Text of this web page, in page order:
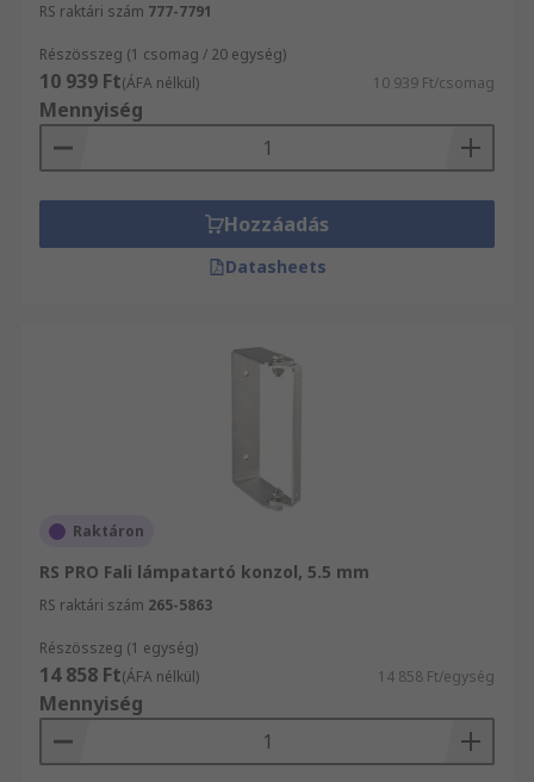
RS raktári szám 777-7791
Részösszeg (1 csomag / 20 egység)
10 939 Ft(ÁFA nélkül) 10 939 Ft/csomag
Mennyiség
Hozzáadás
Datasheets
Raktáron
RS PRO Fali lámpatartó konzol, 5.5 mm
RS raktári szám 265-5863
Részösszeg (1 egység)
14 858 Ft(ÁFA nélkül) 14 858 Ft/egység
Mennyiség